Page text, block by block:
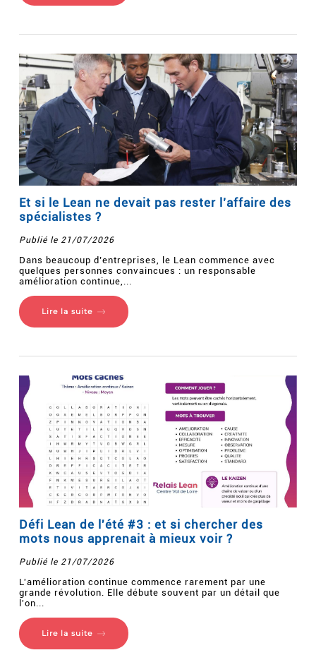
Et si le Lean ne devait pas rester l’affaire des
spécialistes ?
Publié le 21/07/2026
Dans beaucoup d’entreprises, le Lean commence avec
quelques personnes convaincues : un responsable
amélioration continue,...
Lire la suite
Défi Lean de l'été #3 : et si chercher des
mots nous apprenait à mieux voir ?
Publié le 21/07/2026
L'amélioration continue commence rarement par une
grande révolution. Elle débute souvent par un détail que
l'on...
Lire la suite